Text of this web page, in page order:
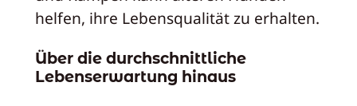
helfen, ihre Lebensqualität zu erhalten.
Über die durchschnittliche
Lebenserwartung hinaus